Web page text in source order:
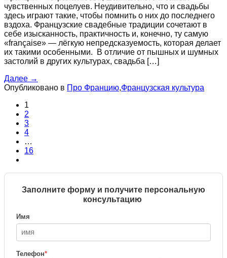
чувственных поцелуев. Неудивительно, что и свадьбы
здесь играют такие, чтобы помнить о них до последнего
вздоха. Французские свадебные традиции сочетают в
себе изысканность, практичность и, конечно, ту самую
«française» — лёгкую непредсказуемость, которая делает
их такими особенными. В отличие от пышных и шумных
застолий в других культурах, свадьба […]
Далее →
Опубликовано в Про Францию,Французская культура
1
2
3
4
…
16
Заполните форму и получите персональную
консультацию
Имя
Телефон*